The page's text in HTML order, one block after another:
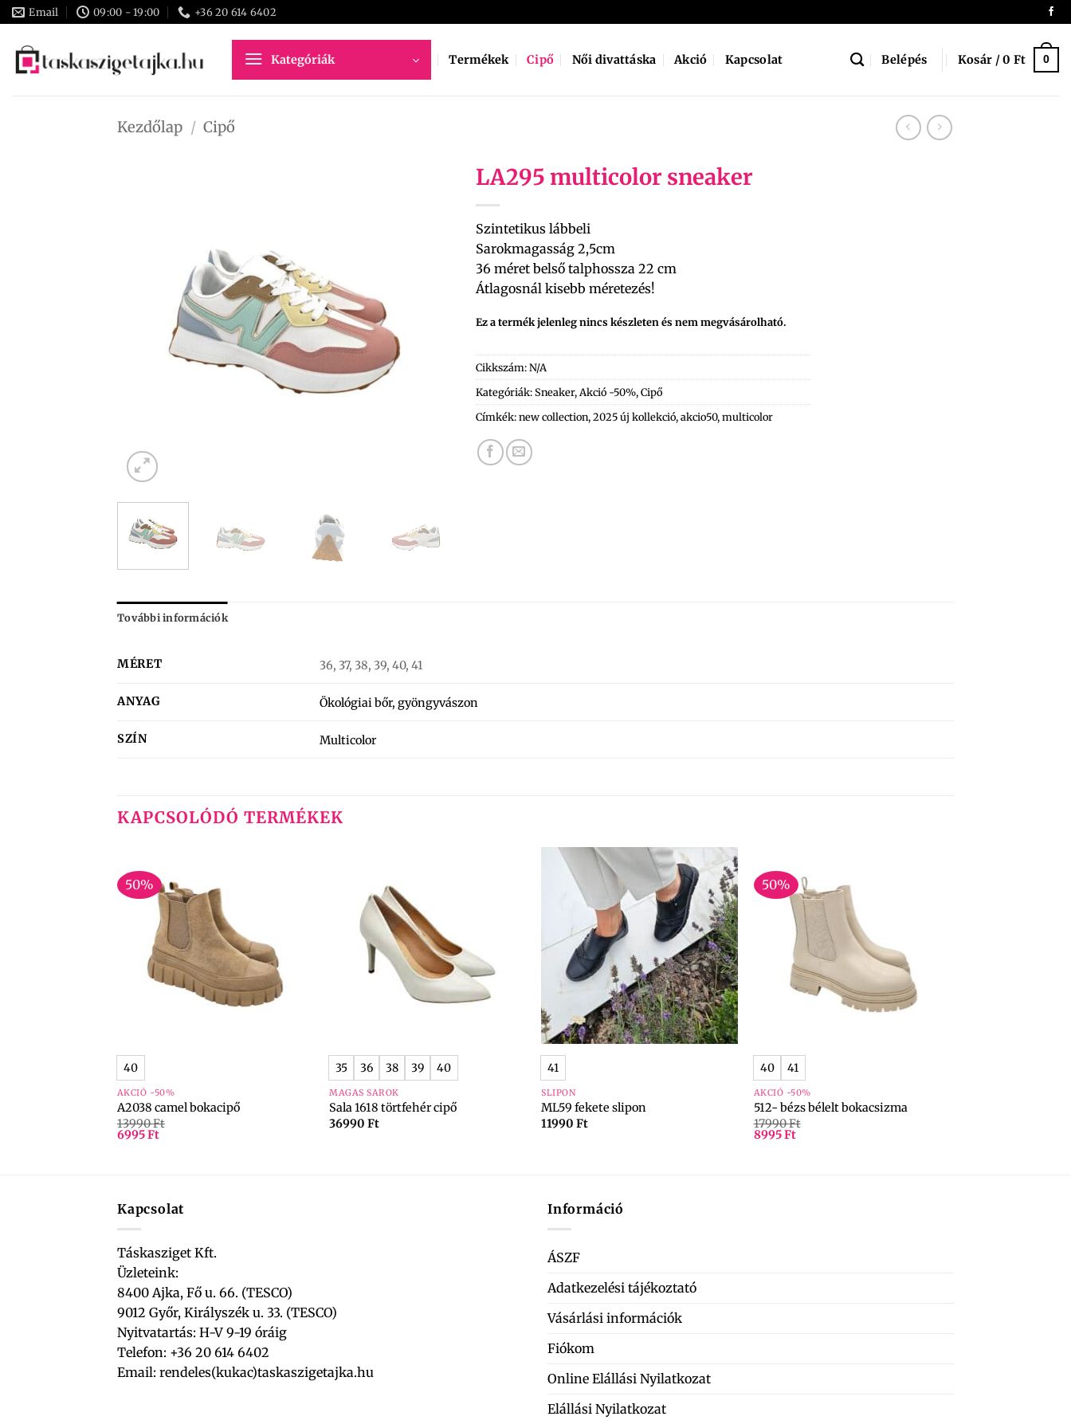
Skip
to
content
Email 09:00 - 19:00 +36 20 614 6402
Kategóriák Termékek Cipő Női divattáska Akció Kapcsolat Belépés Kosár /0 Ft 0
Kezdőlap / Cipő
LA295 multicolor sneaker
Szintetikus lábbeli
Sarokmagasság 2,5cm
36 méret belső talphossza 22 cm
Átlagosnál kisebb méretezés!
Ez a termék jelenleg nincs készleten és nem megvásárolható.
Cikkszám:N/A
Kategóriák:Sneaker,Akció -50%,Cipő
Címkék:new collection,2025 új kollekció,akcio50,multicolor
További információk
MÉRET 36, 37, 38, 39, 40, 41
ANYAG Ökológiai bőr, gyöngyvászon
SZÍN Multicolor
KAPCSOLÓDÓ TERMÉKEK
50%
40
AKCIÓ -50%
A2038 camel bokacipő
13990Ft
6995Ft
35 36 38 39 40
MAGAS SAROK
Sala 1618 törtfehér cipő
36990Ft
+
41
SLIPON
ML59 fekete slipon
11990Ft
50%
40 41
AKCIÓ -50%
512- bézs bélelt bokacsizma
17990Ft
8995Ft
Kapcsolat
Táskasziget Kft.
Üzleteink:
8400 Ajka, Fő u. 66. (TESCO)
9012 Győr, Királyszék u. 33. (TESCO)
Nyitvatartás: H-V 9-19 óráig
Telefon: +36 20 614 6402
Email: rendeles(kukac)taskaszigetajka.hu
Információ
ÁSZF
Adatkezelési tájékoztató
Vásárlási információk
Fiókom
Online Elállási Nyilatkozat
Elállási Nyilatkozat